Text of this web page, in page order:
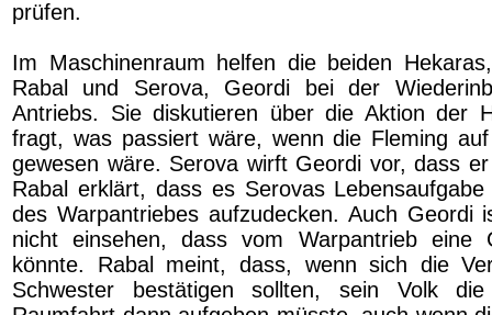
prüfen.
Im Maschinenraum helfen die beiden
Rabal und Serova, Geordi bei der
Antriebs. Sie diskutieren über die Aktion der
fragt, was passiert wäre, wenn die Fleming
gewesen wäre. Serova wirft Geordi vor, dass
Rabal erklärt, dass es Serovas
des Warpantriebes aufzudecken. Auch Geordi
nicht einsehen, dass vom Warpantrieb eine
könnte. Rabal meint, dass, wenn sich die
Schwester bestätigen sollten, sein Volk die